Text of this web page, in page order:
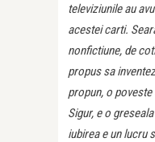
televiziunile au
acestei carti.
nonfictiune, de
propus sa
propun, o
Sigur, e o
iubirea e un lucru